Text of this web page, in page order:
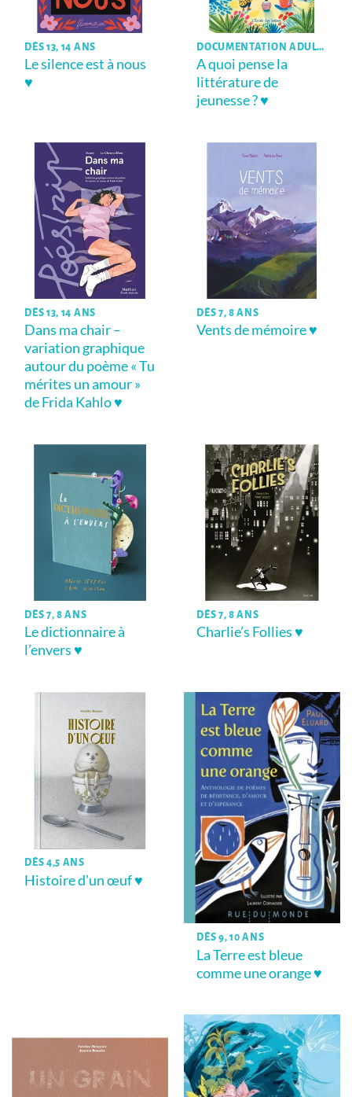
DÈS 13, 14 ANS
Le silence est à nous
♥
DOCUMENTATION ADULTES
A quoi pense la
littérature de
jeunesse ? ♥
DÈS 13, 14 ANS
Dans ma chair –
variation graphique
autour du poème « Tu
mérites un amour »
de Frida Kahlo ♥
DÈS 7, 8 ANS
Vents de mémoire ♥
DÈS 7, 8 ANS
Le dictionnaire à
l’envers ♥
DÈS 7, 8 ANS
Charlie’s Follies ♥
DÈS 4,5 ANS
Histoire d’un œuf ♥
DÈS 9, 10 ANS
La Terre est bleue
comme une orange ♥